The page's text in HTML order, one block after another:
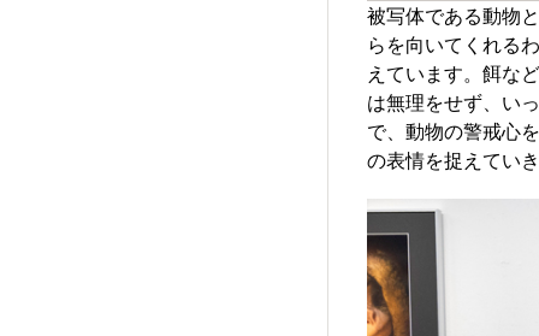
被写体である動物
らを向いてくれる
えています。餌な
は無理をせず、い
で、動物の警戒心
の表情を捉えていき